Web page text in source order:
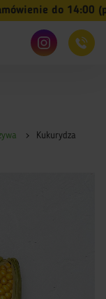
do 14:00
Kukurydza